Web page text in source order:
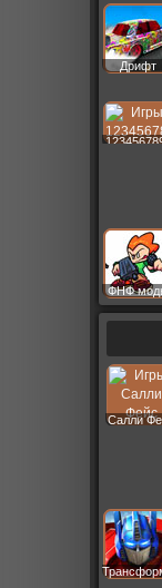
Дрифт
ФНФ
Салли